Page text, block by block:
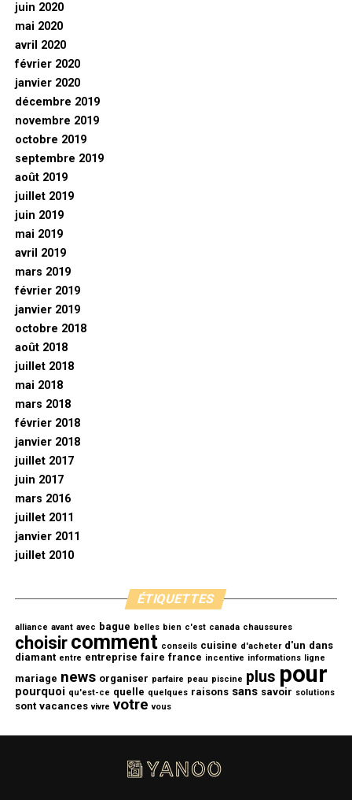
juin 2020
mai 2020
avril 2020
février 2020
janvier 2020
décembre 2019
novembre 2019
octobre 2019
septembre 2019
août 2019
juillet 2019
juin 2019
mai 2019
avril 2019
mars 2019
février 2019
janvier 2019
octobre 2018
août 2018
juillet 2018
mai 2018
mars 2018
février 2018
janvier 2018
juillet 2017
juin 2017
mars 2016
juillet 2011
janvier 2011
juillet 2010
ÉTIQUETTES
alliance avant avec bague belles bien c'est canada chaussures
choisir comment conseils cuisine d'acheter d'un dans
diamant entre entreprise faire france incentive informations ligne
mariage news organiser parfaire peau piscine plus pour
pourquoi qu'est-ce quelle quelques raisons sans savoir solutions
sont vacances vivre votre vous